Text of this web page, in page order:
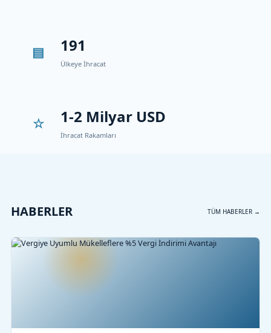
191
Ülkeye İhracat
1-2 Milyar USD
İhracat Rakamları
HABERLER TÜM HABERLER →